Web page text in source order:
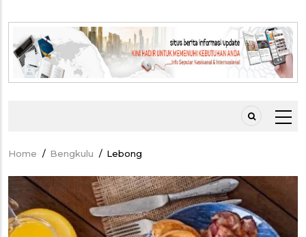
Breadcrumb
Home / Bengkulu / Lebong